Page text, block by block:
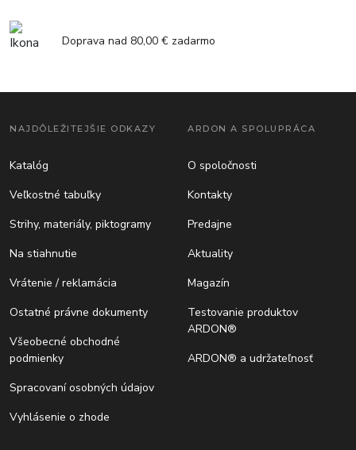
Doprava nad 80,00 € zadarmo
NAJDÔLEŽITEJŠIE ODKAZY
Katalóg
Veľkostné tabuľky
Strihy, materiály, piktogramy
Na stiahnutie
Vrátenie / reklamácia
Ostatné právne dokumenty
Všeobecné obchodné
podmienky
Spracovaní osobných údajov
Vyhlásenie o zhode
ARDON A SPOLUPRÁCA
O spoločnosti
Kontakty
Predajne
Aktuality
Magazín
Testovanie produktov
ARDON®
ARDON® a udržateľnosť